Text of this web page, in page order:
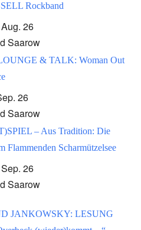
Rockband
26
Saarow
& TALK: Woman Out
26
Saarow
– Aus Tradition: Die
Flammenden Scharmützelsee
26
Saarow
JANKOWSKY: LESUNG